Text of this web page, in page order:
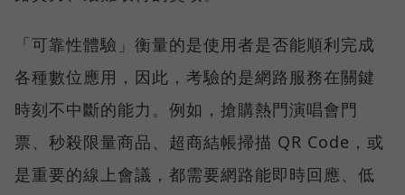
「可靠性體驗」衡量的是使用者是否能順利完成
各種數位應用，因此，考驗的是網路服務在關鍵
時刻不中斷的能力。例如，搶購熱門演唱會門
票、秒殺限量商品、超商結帳掃描 QR Code，或
是重要的線上會議，都需要網路能即時回應、低